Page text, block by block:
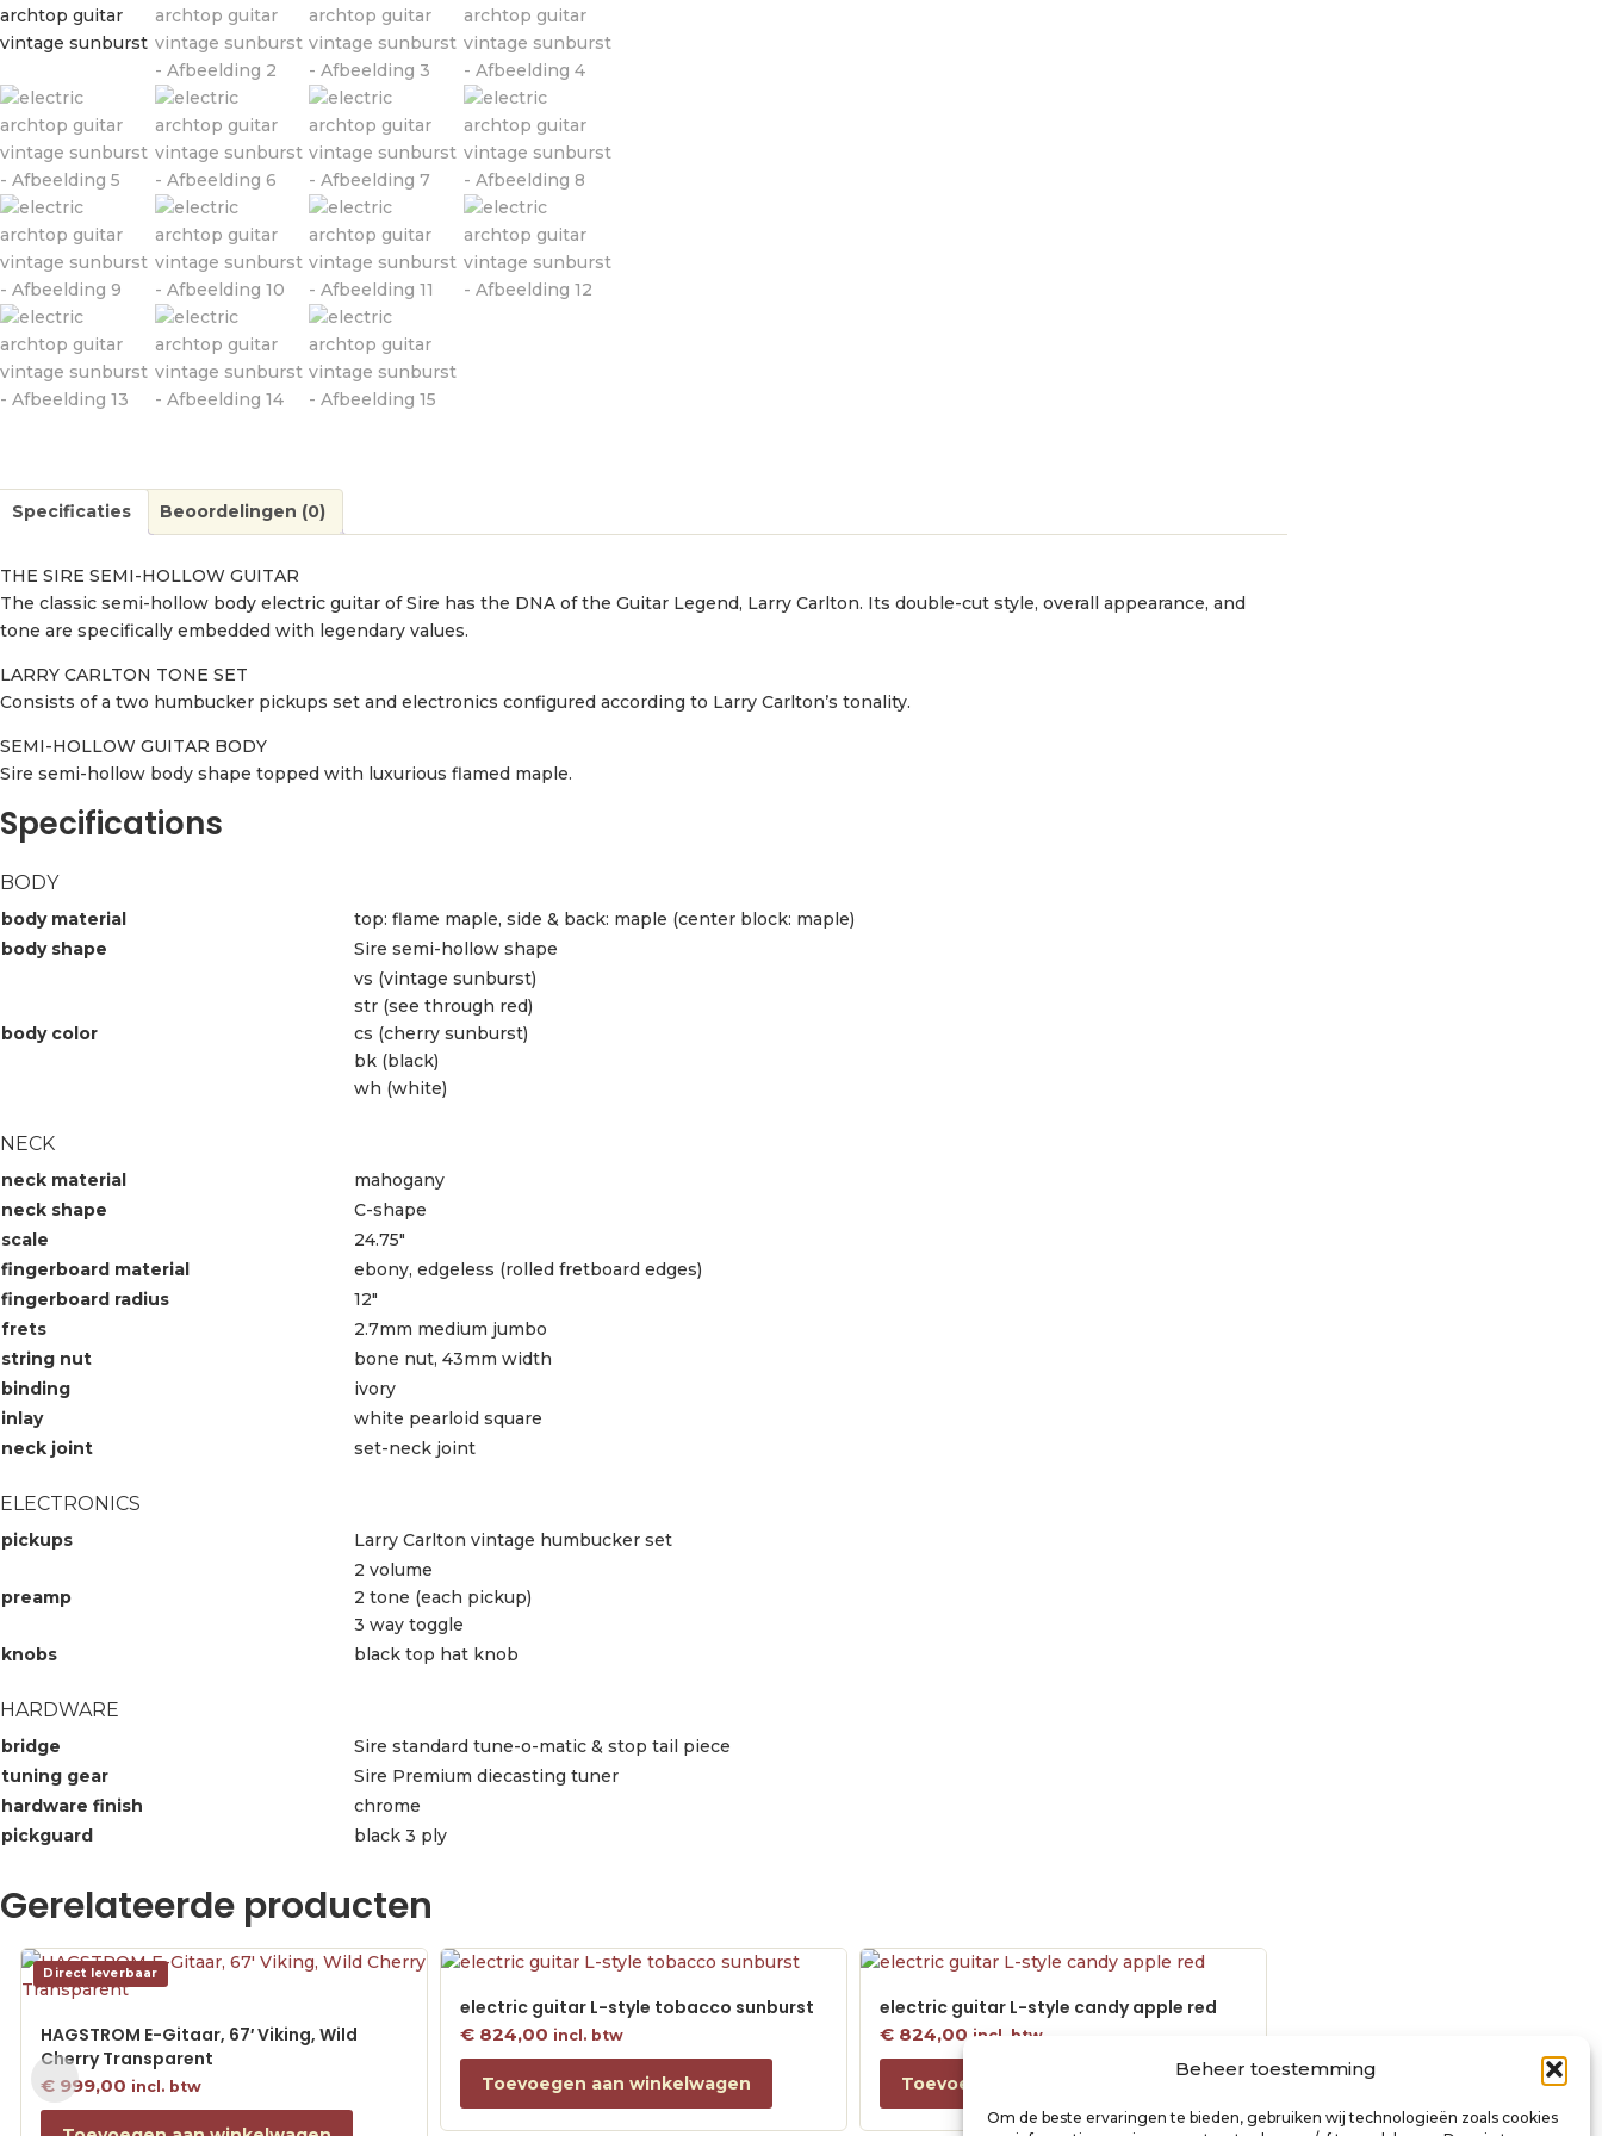
Beheer toestemming
Om de beste ervaringen te bieden, gebruiken wij technologieën zoals cookies
Specificaties Beoordelingen (0)
THE SIRE SEMI-HOLLOW GUITAR
The classic semi-hollow body electric guitar of Sire has the DNA of the Guitar Legend, Larry Carlton. Its double-cut style, overall appearance, and
tone are specifically embedded with legendary values.
LARRY CARLTON TONE SET
Consists of a two humbucker pickups set and electronics configured according to Larry Carlton’s tonality.
SEMI-HOLLOW GUITAR BODY
Sire semi-hollow body shape topped with luxurious flamed maple.
Specifications
BODY
body material
top: flame maple, side & back: maple (center block: maple)
body shape
Sire semi-hollow shape
body color
vs (vintage sunburst)
str (see through red)
cs (cherry sunburst)
bk (black)
wh (white)
NECK
neck material
mahogany
neck shape
C-shape
scale
24.75″
fingerboard material
ebony, edgeless (rolled fretboard edges)
fingerboard radius
12″
frets
2.7mm medium jumbo
string nut
bone nut, 43mm width
binding
ivory
inlay
white pearloid square
neck joint
set-neck joint
ELECTRONICS
pickups Larry Carlton vintage humbucker set
preamp
2 volume
2 tone (each pickup)
3 way toggle
knobs
black top hat knob
HARDWARE
bridge
Sire standard tune-o-matic & stop tail piece
tuning gear
Sire Premium diecasting tuner
hardware finish
chrome
pickguard
black 3 ply
Gerelateerde producten
Direct leverbaar
HAGSTROM E-Gitaar, 67′ Viking, Wild
Cherry Transparent
€ 999,00 incl. btw
electric guitar L-style tobacco sunburst
€ 824,00 incl. btw
Toevoegen aan winkelwagen
electric guitar L-style candy apple red
€824,00 incl. btw
Toevoegen aan winkelwagen Toevoegen aan winkelwagen